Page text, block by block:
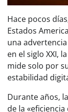
Hace pocos
Estados
una
en el siglo XXI,
mide solo por
estabilidad
Durante años,
de la